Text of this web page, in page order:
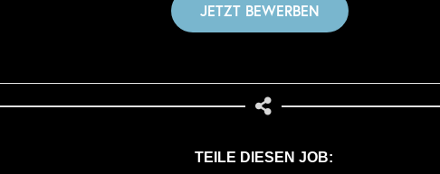
TEILE DIESEN JOB: